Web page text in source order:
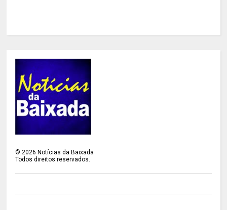
© 2026 Notícias da Baixada
Todos direitos reservados.